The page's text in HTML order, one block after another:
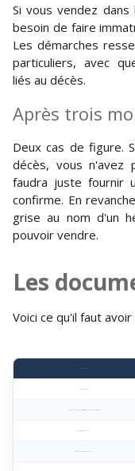
Si vous vendez
besoin de faire
Les démarches
particuliers, avec
liés au décès.
Après trois
Deux cas de figure.
décès, vous n'avez
faudra juste fournir
confirme. En
grise au nom d'un
pouvoir vendre.
Les
Voici ce qu'il faut